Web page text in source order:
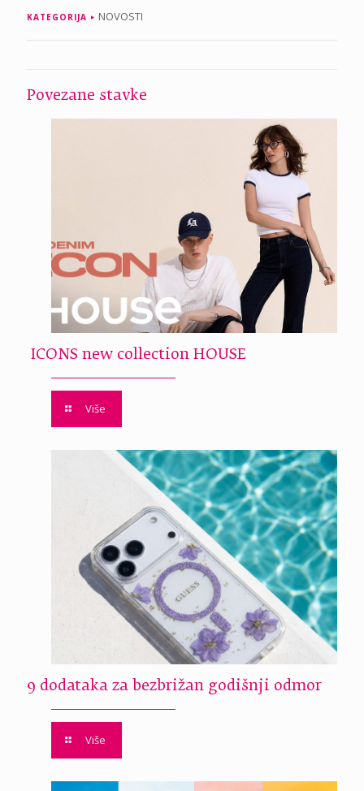
KATEGORIJA NOVOSTI
Povezane stavke
ICONS new collection HOUSE
Više
9 dodataka za bezbrižan godišnji odmor
Više